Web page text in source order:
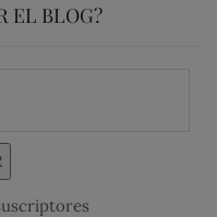
EL BLOG?